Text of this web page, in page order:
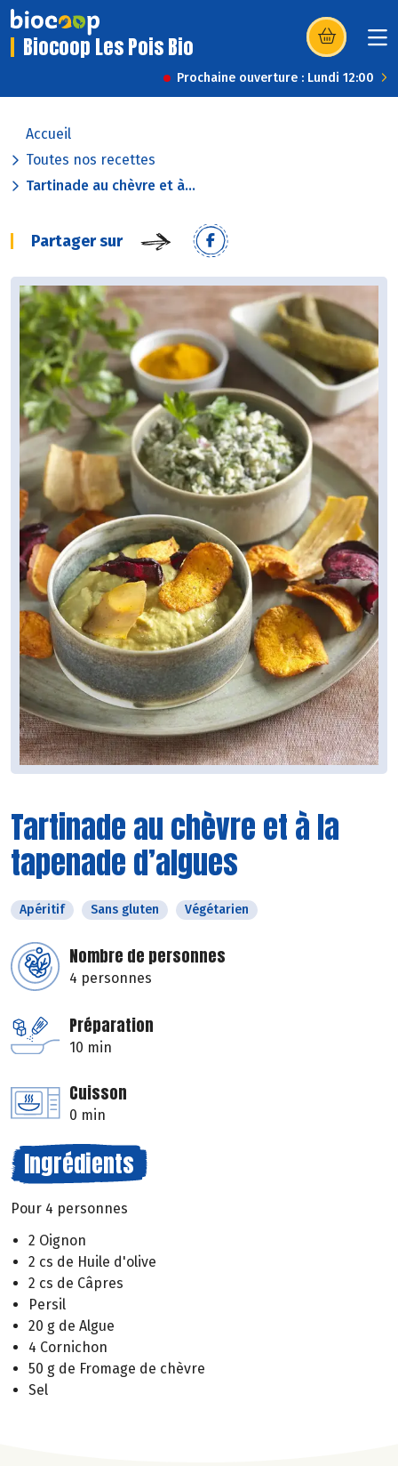
Biocoop Les Pois Bio (s’ouvre dans
Prochaine ouverture : Lundi 12:00
Accueil
Toutes nos recettes
Tartinade au chèvre et à...
Partager sur
Tartinade au chèvre et à la
tapenade d’algues
Apéritif Sans gluten Végétarien
Nombre de personnes
4 personnes
Préparation
10 min
Cuisson
0 min
Ingrédients
Pour 4 personnes
2 Oignon
2 cs de Huile d'olive
2 cs de Câpres
Persil
20 g de Algue
4 Cornichon
50 g de Fromage de chèvre
Sel